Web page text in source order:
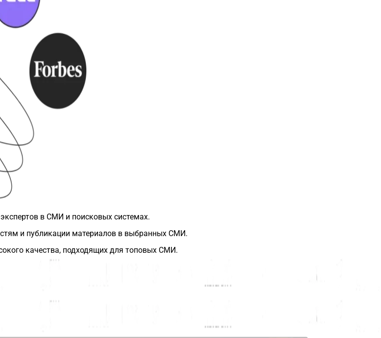
в СМИ и поисковых системах.
и публикации материалов в выбранных СМИ.
качества, подходящих для топовых СМИ.